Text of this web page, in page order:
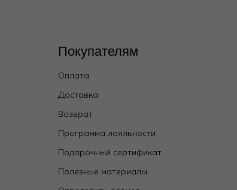
Покупателям
Оплата
Доставка
Возврат
Программа лояльности
Подарочный сертификат
Полезные материалы